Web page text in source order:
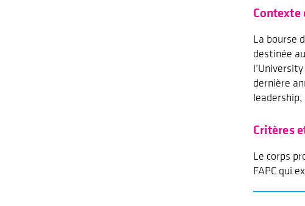
La bourse
destinée
dernière
Critères
Le corps
FAPC qui